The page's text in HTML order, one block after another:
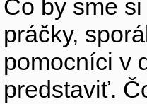
Čo by sme
práčky,
pomocníci v
predstaviť.